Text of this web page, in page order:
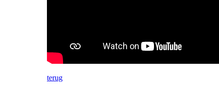
terug